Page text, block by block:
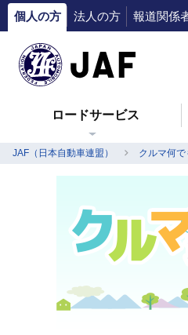
個人の方 法人の方 報道関係
ロードサービス
JAF（日本自動車連盟） クルマ何で